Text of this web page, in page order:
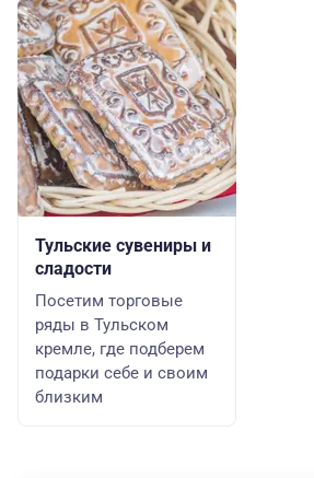
Тульские сувениры и
сладости
Посетим торговые
ряды в Тульском
кремле, где подберем
подарки себе и своим
близким